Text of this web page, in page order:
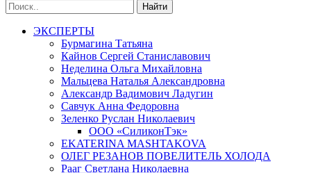
ЭКСПЕРТЫ
Бурмагина Татьяна
Кайнов Сергей Станиславович
Неделина Ольга Михайловна
Мальцева Наталья Александровна
Александр Вадимович Ладугин
Савчук Анна Федоровна
Зеленко Руслан Николаевич
ООО «СиликонТэк»
EKATERINA MASHTAKOVA
ОЛЕГ РЕЗАНОВ ПОВЕЛИТЕЛЬ ХОЛОДА
Рааг Светлана Николаевна